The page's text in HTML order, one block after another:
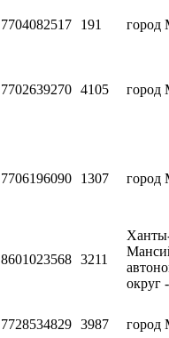
7704082517 191 город
7702639270 4105 город
7706196090 1307 город
8601023568 3211
округ
7728534829 3987 город